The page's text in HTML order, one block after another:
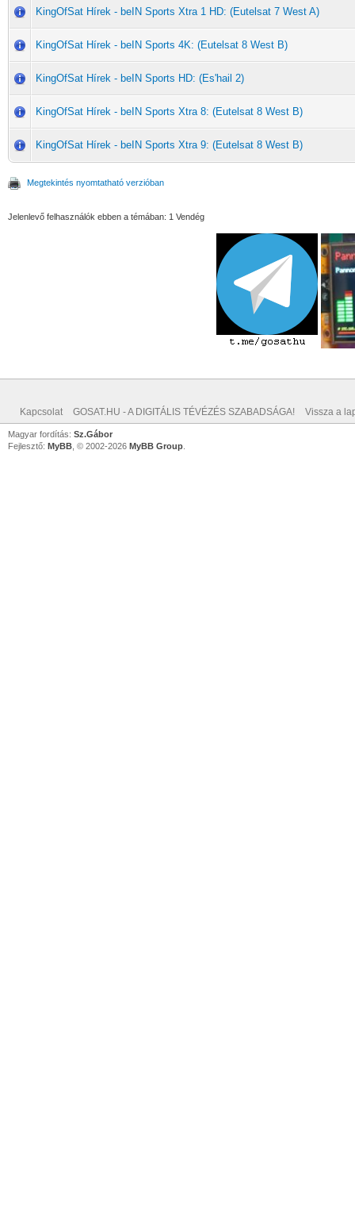
KingOfSat Hírek - beIN Sports Xtra 1 HD: (Eutelsat 7 West A)
KingOfSat Hírek - beIN Sports 4K: (Eutelsat 8 West B)
KingOfSat Hírek - beIN Sports HD: (Es'hail 2)
KingOfSat Hírek - beIN Sports Xtra 8: (Eutelsat 8 West B)
KingOfSat Hírek - beIN Sports Xtra 9: (Eutelsat 8 West B)
Megtekintés nyomtatható verzióban
Jelenlevő felhasználók ebben a témában: 1 Vendég
Kapcsolat GOSAT.HU - A DIGITÁLIS TÉVÉZÉS SZABADSÁGA! Vissza a
Magyar fordítás: Sz.Gábor
Fejlesztő: MyBB , © 2002-2026 MyBB Group